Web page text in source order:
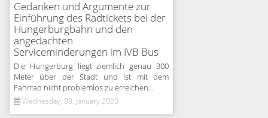
Gedanken und Argumente zur
Einführung des Radtickets bei der
Hungerburgbahn und den
angedachten
Serviceminderungen im IVB Bus
Die Hungerburg liegt ziemlich genau 300
Meter über der Stadt und ist mit dem
Fahrrad nicht problemlos zu erreichen...
Wednesday, 08. January 2020